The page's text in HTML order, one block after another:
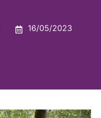
16/05/2023